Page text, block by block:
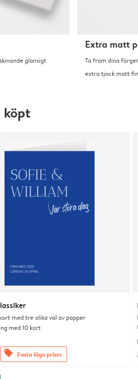
glansigt
Extra matt
Ta fram dina
extra tjock matt
köpt
med tre olika val av papper
med 10 kort
offers Fasta låga priser